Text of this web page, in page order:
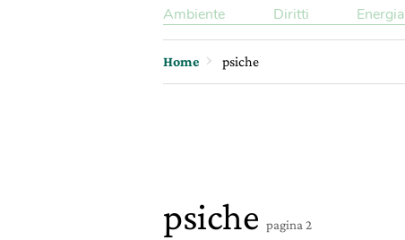
Ambiente Diritti Energia
Home psiche
psiche pagina 2